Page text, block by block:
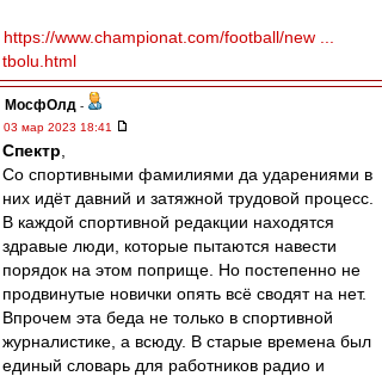
https://www.championat.com/football/new ...
tbolu.html
МосфОлд -
03 мар 2023 18:41
Спектр
Со спортивными фамилиями да ударениями в
них идёт давний и затяжной трудовой процесс.
В каждой спортивной редакции находятся
здравые люди, которые пытаются навести
порядок на этом поприще. Но постепенно не
продвинутые новички опять всё сводят на нет.
Впрочем эта беда не только в спортивной
журналистике, а всюду. В старые времена был
единый словарь для работников радио и